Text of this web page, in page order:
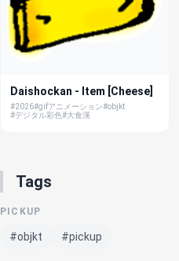
Daishockan - Item [Cheese]
#2026#gifアニメーション#objkt
#デジタル彩色#大食漢
Tags
PICKUP
#objkt #pickup